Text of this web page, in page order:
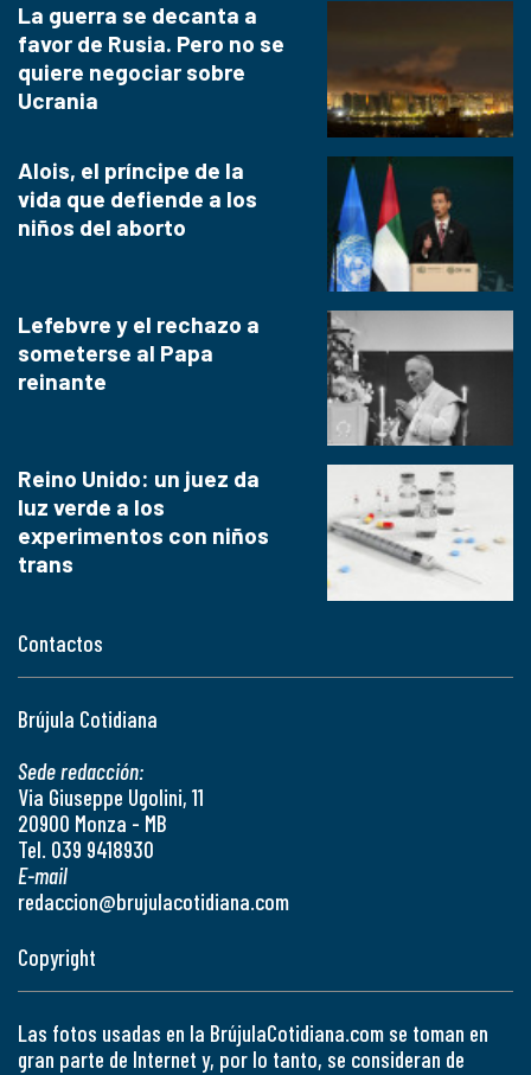
Contactos
Brújula Cotidiana
Sede redacción:
Via Giuseppe Ugolini, 11
20900 Monza - MB
Tel. 039 9418930
E-mail
redaccion@brujulacotidiana.com
La guerra se decanta a
favor de Rusia. Pero no se
quiere negociar sobre
Ucrania
Alois, el príncipe de la
vida que defiende a los
niños del aborto
Lefebvre y el rechazo a
someterse al Papa
reinante
Reino Unido: un juez da
luz verde a los
experimentos con niños
trans
Copyright
Las fotos usadas en la BrújulaCotidiana.com se toman en
gran parte de Internet y, por lo tanto, se consideran de